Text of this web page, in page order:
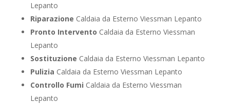
Lepanto
Riparazione Caldaia da Esterno Viessman Lepanto
Pronto Intervento Caldaia da Esterno Viessman
Lepanto
Sostituzione Caldaia da Esterno Viessman Lepanto
Pulizia Caldaia da Esterno Viessman Lepanto
Controllo Fumi Caldaia da Esterno Viessman
Lepanto